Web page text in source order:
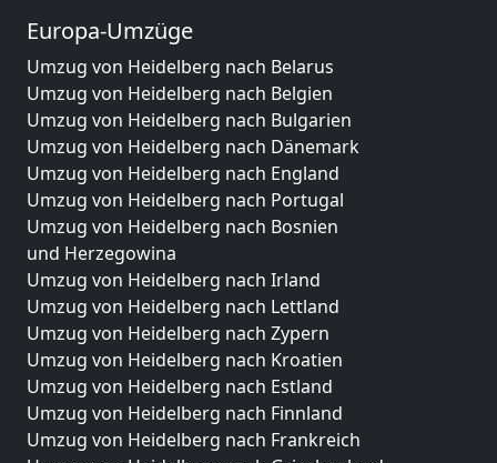
Europa-Umzüge
Umzug von Heidelberg nach Belarus
Umzug von Heidelberg nach Belgien
Umzug von Heidelberg nach Bulgarien
Umzug von Heidelberg nach Dänemark
Umzug von Heidelberg nach England
Umzug von Heidelberg nach Portugal
Umzug von Heidelberg nach Bosnien
und Herzegowina
Umzug von Heidelberg nach Irland
Umzug von Heidelberg nach Lettland
Umzug von Heidelberg nach Zypern
Umzug von Heidelberg nach Kroatien
Umzug von Heidelberg nach Estland
Umzug von Heidelberg nach Finnland
Umzug von Heidelberg nach Frankreich